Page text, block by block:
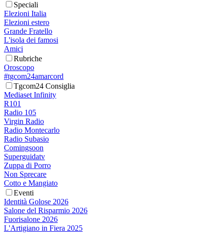
Speciali
Elezioni Italia
Elezioni estero
Grande Fratello
L'isola dei famosi
Amici
Rubriche
Oroscopo
#tgcom24amarcord
Tgcom24 Consiglia
Mediaset Infinity
R101
Radio 105
Virgin Radio
Radio Montecarlo
Radio Subasio
Comingsoon
Superguidatv
Zuppa di Porro
Non Sprecare
Cotto e Mangiato
Eventi
Identità Golose 2026
Salone del Risparmio 2026
Fuorisalone 2026
L'Artigiano in Fiera 2025